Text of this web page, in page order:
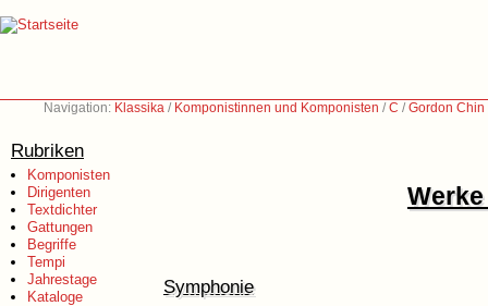
Navigation: Klassika / Komponistinnen und Komponisten /C /Gordon
Rubriken
Komponisten
Dirigenten
Textdichter
Gattungen
Begriffe
Tempi
Jahrestage
Kataloge
Symphonie